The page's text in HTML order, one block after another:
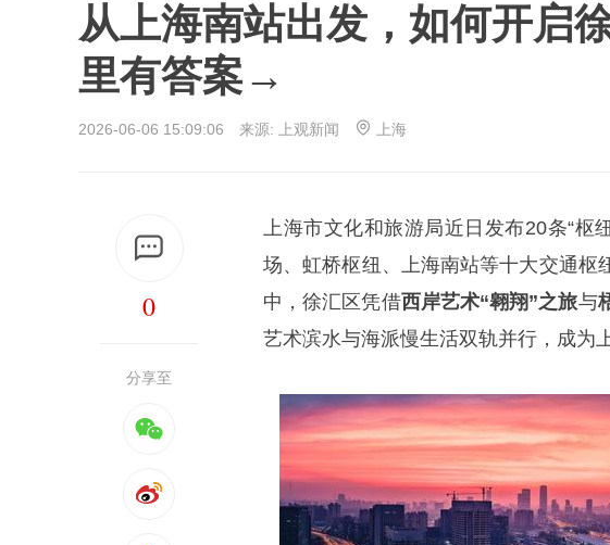
从上海南站出发，如何开启
里有答案→
2026-06-06 15:09:06 来源: 上观新闻 上海
0
分享至
上海市文化和旅游局近日发布20条“枢
场、虹桥枢纽、上海南站等十大交通枢
中，徐汇区凭借西岸艺术“翱翔”之旅与
艺术滨水与海派慢生活双轨并行，成为